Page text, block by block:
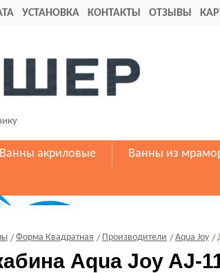
УСТАНОВКА КОНТАКТЫ ОТЗЫВЫ
Ванны акриловые Ванны из
Форма Квадратная Производители Aqua Joy
Aqua Joy AJ-